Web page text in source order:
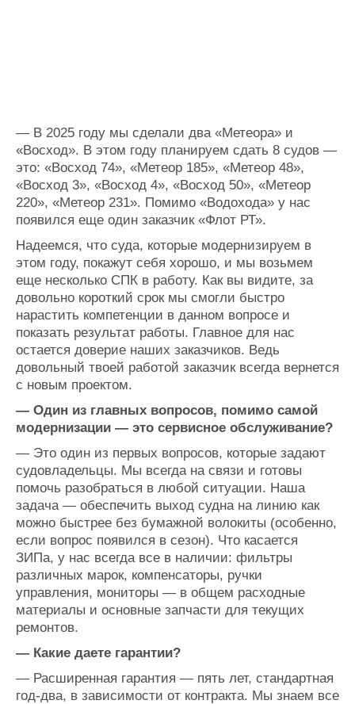
— В 2025 году мы сделали два «Метеора» и
«Восход». В этом году планируем сдать 8 судов —
это: «Восход 74», «Метеор 185», «Метеор 48»,
«Восход 3», «Восход 4», «Восход 50», «Метеор
220», «Метеор 231». Помимо «Водохода» у нас
появился еще один заказчик «Флот РТ».
Надеемся, что суда, которые модернизируем в
этом году, покажут себя хорошо, и мы возьмем
еще несколько СПК в работу. Как вы видите, за
довольно короткий срок мы смогли быстро
нарастить компетенции в данном вопросе и
показать результат работы. Главное для нас
остается доверие наших заказчиков. Ведь
довольный твоей работой заказчик всегда вернется
с новым проектом.
— Один из главных вопросов, помимо самой
модернизации — это сервисное обслуживание?
— Это один из первых вопросов, которые задают
судовладельцы. Мы всегда на связи и готовы
помочь разобраться в любой ситуации. Наша
задача — обеспечить выход судна на линию как
можно быстрее без бумажной волокиты (особенно,
если вопрос появился в сезон). Что касается
ЗИПа, у нас всегда все в наличии: фильтры
различных марок, компенсаторы, ручки
управления, мониторы — в общем расходные
материалы и основные запчасти для текущих
ремонтов.
— Какие даете гарантии?
— Расширенная гарантия — пять лет, стандартная
год-два, в зависимости от контракта. Мы знаем все